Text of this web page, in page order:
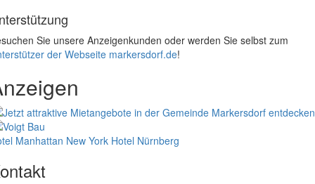
Sie unsere Anzeigenkunden oder werden Sie selbst zum
der Webseite markersdorf.de!
Manhattan New York Hotel Nürnberg